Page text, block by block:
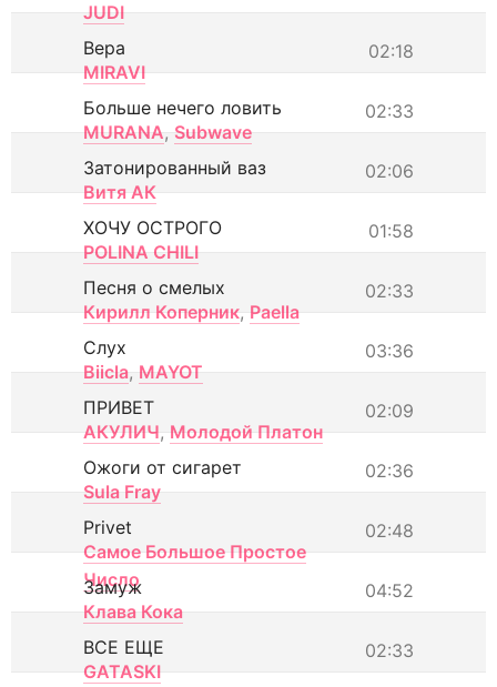
JUDI
02:18
Вера
MIRAVI
02:33
Больше нечего ловить
MURANA, Subwave
02:06
Затонированный ваз
Витя АК
01:58
ХОЧУ ОСТРОГО
POLINA CHILI
02:33
Песня о смелых
Кирилл Коперник, Paella
03:36
Слух
Biicla, MAYOT
02:09
ПРИВЕТ
АКУЛИЧ, Молодой Платон
02:36
Ожоги от сигарет
Sula Fray
02:48
Privet
Самое Большое Простое
Число
04:52
Замуж
Клава Кока
02:33
ВСЕ ЕЩЕ
GATASKI